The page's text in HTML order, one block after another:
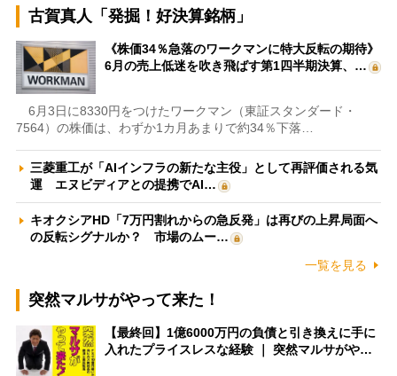
古賀真人「発掘！好決算銘柄」
《株価34％急落のワークマンに特大反転の期待》
6月の売上低迷を吹き飛ばす第1四半期決算、…
6月3日に8330円をつけたワークマン（東証スタンダード・
7564）の株価は、わずか1カ月あまりで約34％下落…
三菱重工が「AIインフラの新たな主役」として再評価される気
運 エヌビディアとの提携でAI…
キオクシアHD「7万円割れからの急反発」は再びの上昇局面へ
の反転シグナルか？ 市場のムー…
一覧を見る
突然マルサがやって来た！
【最終回】1億6000万円の負債と引き換えに手に
入れたプライスレスな経験 ｜ 突然マルサがや…